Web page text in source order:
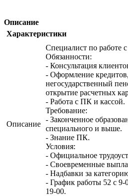
Описание
Характеристики
Описание
Специалист по работе
Обязанности:
- Консультация
- Оформление
негосударственный
открытие расчетных
- Работа с ПК и кассой.
Требование:
- Законченное
специального и выше.
- Знание ПК.
Условия:
- Официальное
- Своевременные
- Надбавки за
- График работы 52 с 9-
19-00.